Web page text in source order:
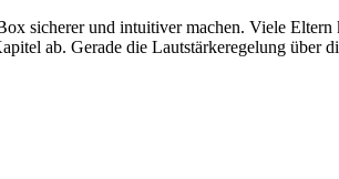
sicherer und intuitiver machen. Viele
ab. Gerade die Lautstärkeregelung über